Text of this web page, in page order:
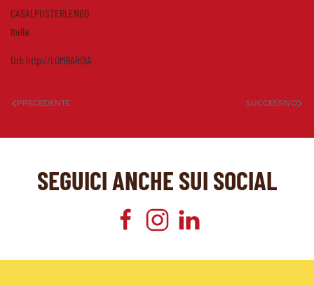
CASALPUSTERLENGO
Italia
Url: http://LOMBARDIA
PRECEDENTE SUCCESSIVO
SEGUICI ANCHE SUI SOCIAL